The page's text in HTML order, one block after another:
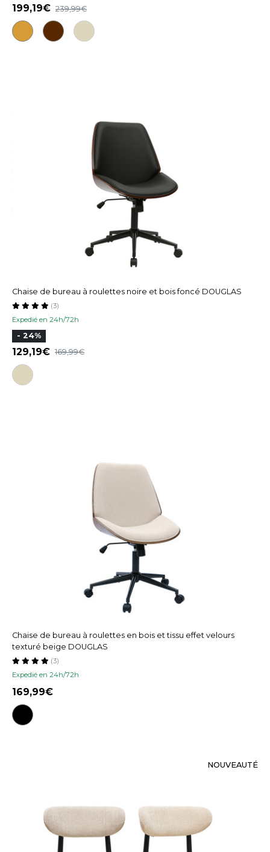
199,19 239,99
Chaise de bureau à roulettes noire et bois foncé DOUGLAS
Expedié en 24h/72h
(3)
- 24%
129,19 169,99
Chaise de bureau à roulettes en bois et tissu effet velours
texturé beige DOUGLAS
Expedié en 24h/72h
(3)
169,99
NOUVEAUTÉ